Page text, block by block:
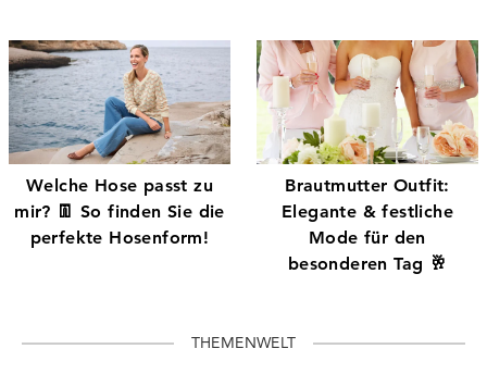
Welche Hose passt zu
mir? 👖 So finden Sie die
perfekte Hosenform!
Brautmutter Outfit:
Elegante & festliche
Mode für den
besonderen Tag 🥂
THEMENWELT